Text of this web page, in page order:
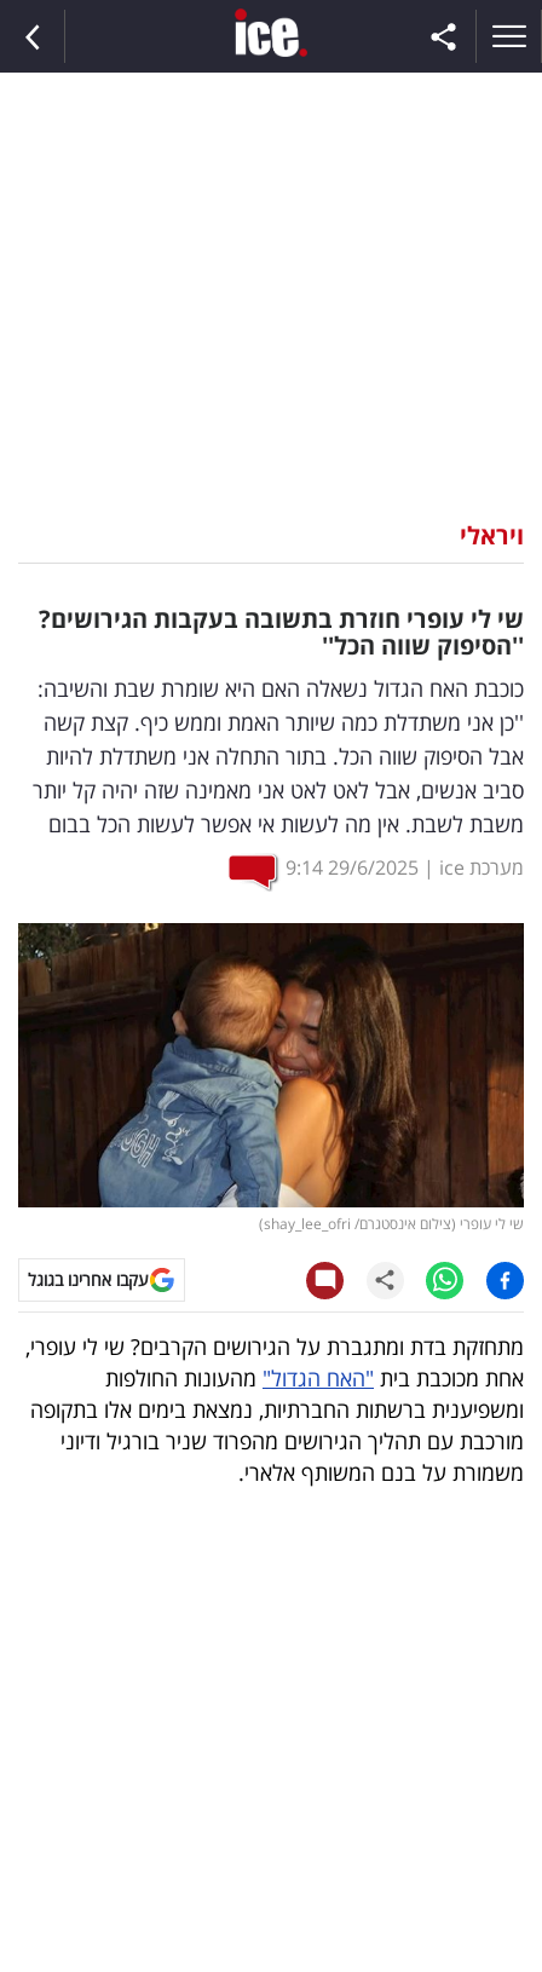
וצרכנות
דיגיטל
וטק
שיווק
ופרסום
משפט
ומחקרים
עסקית
ויראלי
עסקי
ספורט
קריירה
ולימודים
ויראלי
שי לי עופרי חוזרת בתשובה בעקבות הגירושים?
''הסיפוק שווה הכל''
כוכבת האח הגדול נשאלה האם היא שומרת שבת והשיבה:
''כן אני משתדלת כמה שיותר האמת וממש כיף. קצת קשה
אבל הסיפוק שווה הכל. בתור התחלה אני משתדלת להיות
סביב אנשים, אבל לאט לאט אני מאמינה שזה יהיה קל יותר
משבת לשבת. אין מה לעשות אי אפשר לעשות הכל בבום
מערכת ice |
29/6/2025
9:14
שי לי עופרי (צילום אינסטגרם/ shay_lee_ofri)
עקבו אחרינו בגוגל
מתחזקת בדת ומתגברת על הגירושים הקרבים? שי לי עופרי,
אחת מכוכבת בית "האח הגדול" מהעונות החולפות
ומשפיענית ברשתות החברתיות, נמצאת בימים אלו בתקופה
מורכבת עם תהליך הגירושים מהפרוד שניר בורגיל ודיוני
משמורת על בנם המשותף אלארי.